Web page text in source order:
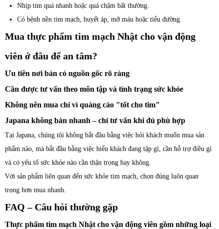
Nhịp tim quá nhanh hoặc quá chậm bất thường.
Có bệnh nền tim mạch, huyết áp, mỡ máu hoặc tiểu đường.
Mua thực phẩm tim mạch Nhật cho vận động
viên ở đâu để an tâm?
Ưu tiên nơi bán có nguồn gốc rõ ràng
Cần được tư vấn theo môn tập và tình trạng sức khỏe
Không nên mua chỉ vì quảng cáo "tốt cho tim"
Japana không bán nhanh – chỉ tư vấn khi đủ phù hợp
Tại Japana, chúng tôi không bắt đầu bằng việc hỏi khách muốn mua sản
phẩm nào, mà bắt đầu bằng việc hiểu khách đang tập gì, cần hỗ trợ điều gì
và có yếu tố sức khỏe nào cần thận trọng hay không.
Với sản phẩm liên quan đến sức khỏe tim mạch, chọn đúng luôn quan
trọng hơn mua nhanh.
FAQ – Câu hỏi thường gặp
Thực phẩm tim mạch Nhật cho vận động viên gồm những loại